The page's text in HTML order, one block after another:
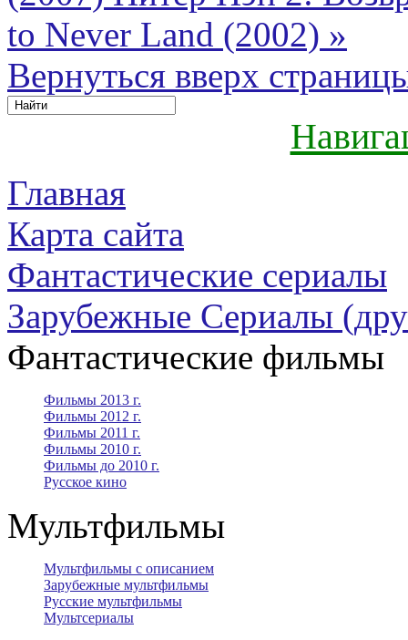
to Never Land (2002) »
Вернуться вверх
Главная
Карта сайта
Фантастические сериалы
Зарубежные Сериалы
Фантастические фильмы
Фильмы 2013 г.
Фильмы 2012 г.
Фильмы 2011 г.
Фильмы 2010 г.
Фильмы до 2010 г.
Русское кино
Мультфильмы
Мультфильмы с описанием
Зарубежные мультфильмы
Русские мультфильмы
Мультсериалы